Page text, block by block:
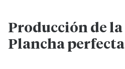
Producción de la
Plancha perfecta